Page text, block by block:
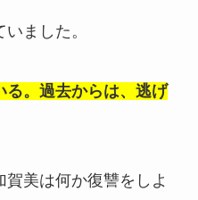
ました。
る。過去からは、逃げ
美は何か復讐をしよ